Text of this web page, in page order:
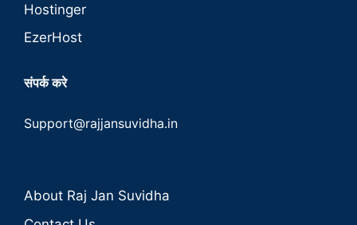
Hostinger
EzerHost
संपर्क करे
Support@rajjansuvidha.in
About Raj Jan Suvidha